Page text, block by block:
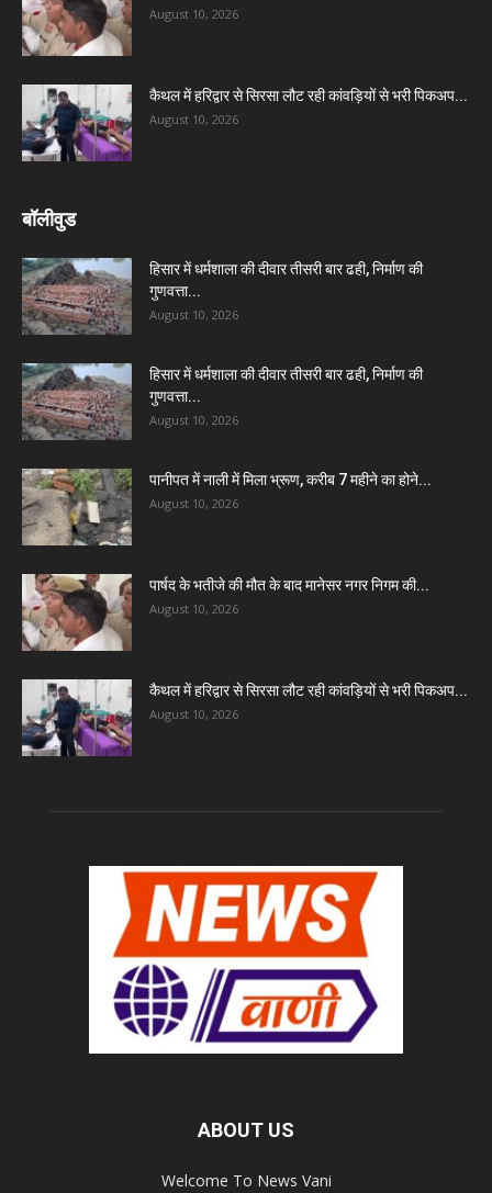
August 10, 2026
कैथल में हरिद्वार से सिरसा लौट रही कांवड़ियों से भरी पिकअप...
August 10, 2026
बॉलीवुड
हिसार में धर्मशाला की दीवार तीसरी बार ढही, निर्माण की
गुणवत्ता...
August 10, 2026
हिसार में धर्मशाला की दीवार तीसरी बार ढही, निर्माण की
गुणवत्ता...
August 10, 2026
पानीपत में नाली में मिला भ्रूण, करीब 7 महीने का होने...
August 10, 2026
पार्षद के भतीजे की मौत के बाद मानेसर नगर निगम की...
August 10, 2026
कैथल में हरिद्वार से सिरसा लौट रही कांवड़ियों से भरी पिकअप...
August 10, 2026
ABOUT US
Welcome To News Vani